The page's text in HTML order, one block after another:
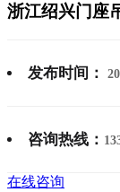
浙江绍兴门座
发布时间：
咨询热线：
在线咨询